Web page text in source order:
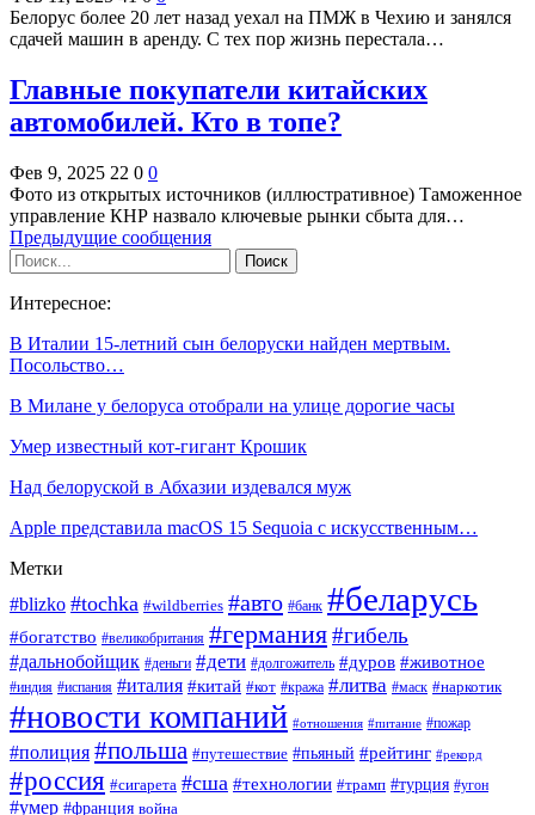
Белорус более 20 лет назад уехал на ПМЖ в Чехию и занялся
сдачей машин в аренду. С тех пор жизнь перестала…
Главные покупатели китайских
автомобилей. Кто в топе?
Фев 9, 2025 22 0 0
Фото из открытых источников (иллюстративное) Таможенное
управление КНР назвало ключевые рынки сбыта для…
Предыдущие сообщения
Интересное:
В Италии 15-летний сын белоруски найден мертвым.
Посольство…
В Милане у белоруса отобрали на улице дорогие часы
Умер известный кот-гигант Крошик
Над белоруской в Абхазии издевался муж
Apple представила macOS 15 Sequoia с искусственным…
Метки
#blizko #tochka #wildberries #авто #банк #беларусь
#богатство #великобритания #германия#гибель
#дальнобойщик #деньги #дети #долгожитель #дуров #животное
#индия #испания #италия #китай #кот #кража #литва #маск #наркотик
#новости компаний #отношения #питание #пожар
#полиция #польша #путешествие #пьяный #рейтинг #рекорд
#россия #сигарета #сша #технологии #трамп #турция #угон
#умер #франция война